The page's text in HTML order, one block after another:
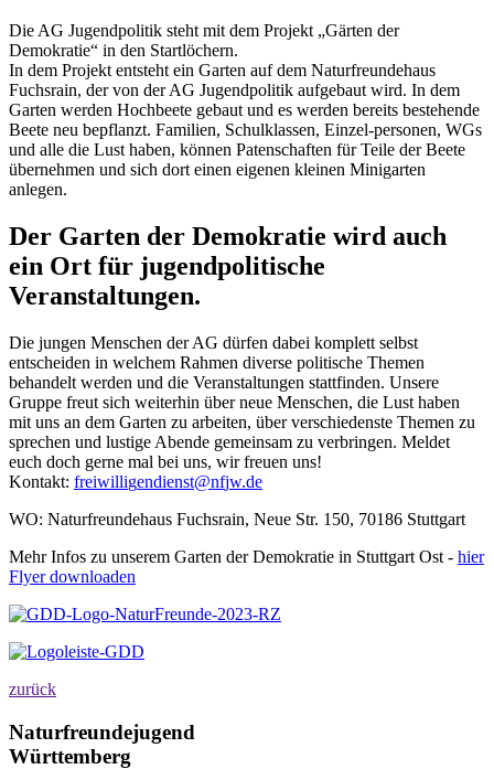
Die AG Jugendpolitik steht mit dem Projekt „Gärten der
Demokratie“ in den Startlöchern.
In dem Projekt entsteht ein Garten auf dem Naturfreundehaus
Fuchsrain, der von der AG Jugendpolitik aufgebaut wird. In dem
Garten werden Hochbeete gebaut und es werden bereits bestehende
Beete neu bepflanzt. Familien, Schulklassen, Einzel-personen, WGs
und alle die Lust haben, können Patenschaften für Teile der Beete
übernehmen und sich dort einen eigenen kleinen Minigarten
anlegen.
Der Garten der Demokratie wird auch
ein Ort für jugendpolitische
Veranstaltungen.
Die jungen Menschen der AG dürfen dabei komplett selbst
entscheiden in welchem Rahmen diverse politische Themen
behandelt werden und die Veranstaltungen stattfinden. Unsere
Gruppe freut sich weiterhin über neue Menschen, die Lust haben
mit uns an dem Garten zu arbeiten, über verschiedenste Themen zu
sprechen und lustige Abende gemeinsam zu verbringen. Meldet
euch doch gerne mal bei uns, wir freuen uns!
Kontakt: freiwilligendienst nfjw.de
WO: Naturfreundehaus Fuchsrain, Neue Str. 150, 70186 Stuttgart
Mehr Infos zu unserem Garten der Demokratie in Stuttgart Ost - hier
Flyer downloaden
zurück
Naturfreundejugend
Württemberg